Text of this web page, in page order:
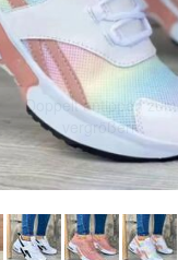
Doppelt antippen zum
vergrößern